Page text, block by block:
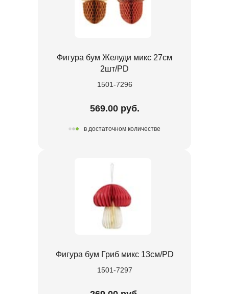
Фигура бум Желуди микс 27см
2шт/PD
1501-7296
569.00 руб.
в достаточном количестве
Фигура бум Гриб микс 13см/PD
1501-7297